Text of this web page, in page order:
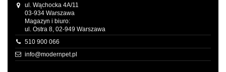
ul. Wąchocka 4A/11
03-934 Warszawa
Magazyn i biuro:
ul. Ostra 8, 02-949 Warszawa
510 900 066
info@modernpet.pl